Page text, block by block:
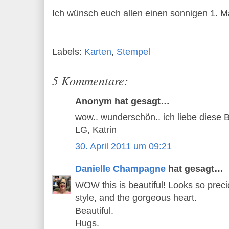
Ich wünsch euch allen einen sonnigen 1.
Labels: Karten, Stempel
5 Kommentare:
Anonym hat gesagt…
wow.. wunderschön.. ich liebe diese
LG, Katrin
30. April 2011 um 09:21
Danielle Champagne hat gesagt…
WOW this is beautiful! Looks so
style, and the gorgeous heart.
Beautiful.
Hugs.